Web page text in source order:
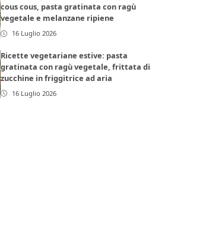
cous cous, pasta gratinata con ragù
vegetale e melanzane ripiene
16 Luglio 2026
Ricette vegetariane estive: pasta
gratinata con ragù vegetale, frittata di
zucchine in friggitrice ad aria
16 Luglio 2026